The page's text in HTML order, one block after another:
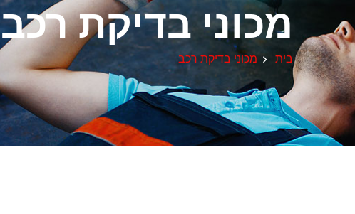
מכוני בדיקת רכב
בית מכוני בדיקת רכב